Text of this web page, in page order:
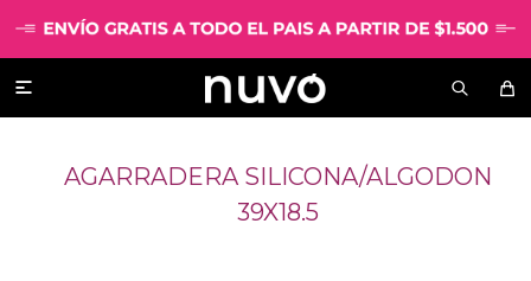

AGARRADERA SILICONA/ALGODON
39X18.5